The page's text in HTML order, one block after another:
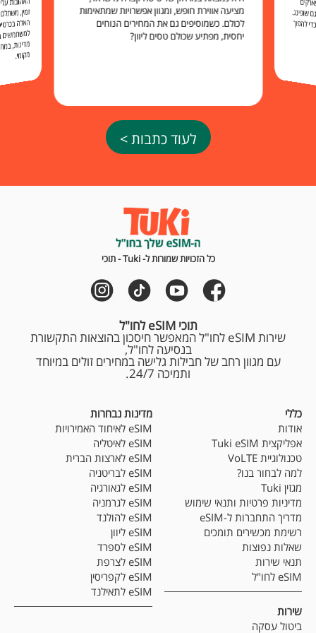
שופינג.
להפוך
מציעה אווירת חופש, ומגוון אפשרויות שמתאימות
לכולם. כשמוסיפים גם את המחירים הנוחים
יחסית, מפתיע שכולם טסים ליוון?
מקומי.
לעוד כתבות >
כל הזכויות שמורות ל- Tuki - תוכי
תוכי eSIM לחו"ל
שירות eSIM לחו"ל המאפשר חיסכון בהוצאות התקשורת
בנסיעה לחו"ל,
עם מגוון רחב של חבילות גלישה במחירים זולים במיוחד
ותמיכה 24/7.
כללי
אודות
אפליקצית Tuki eSIM
טכנולוגיית VoLTE
למה לבחור בנו?
מגזין Tuki
מדיניות פרטיות ותנאי שימוש
מדריך התחברות ל-eSIM
רשימת מכשירים תומכים
שאלות נפוצות
תנאי שירות
eSIM לחו"ל
שירות
ביטול עסקה
מדינות נבחרות
eSIM לאיחוד האמירויות
eSIM לאיטליה
eSIM לארצות הברית
eSIM לבריטניה
eSIM לגאורגיה
eSIM לגרמניה
eSIM להולנד
eSIM ליוון
eSIM לספרד
eSIM לצרפת
eSIM לקפריסין
eSIM לתאילנד